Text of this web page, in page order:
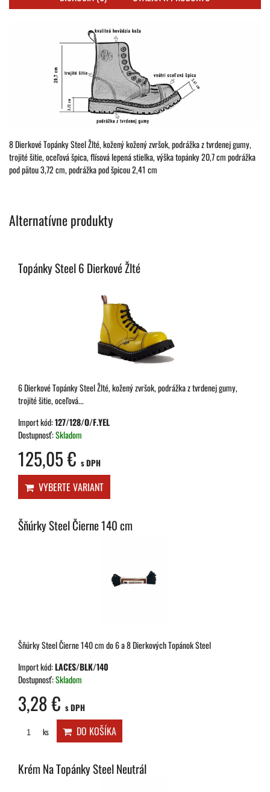
8 Dierkové Topánky Steel Žlté, kožený kožený zvršok, podrážka z tvrdenej gumy,
trojité šitie, oceľová špica, flísová lepená stielka, výška topánky 20,7 cm podrážka
pod pätou 3,72 cm, podrážka pod špicou 2,41 cm
Alternatívne produkty
Topánky Steel 6 Dierkové Žlté
6 Dierkové Topánky Steel Žlté, kožený zvršok, podrážka z tvrdenej gumy,
trojité šitie, oceľová...
Import kód:127/128/O/F.YEL
Dostupnosť:Skladom
125,05 € s DPH
VYBERTE VARIANT
Šňúrky Steel Čierne 140 cm
Šňúrky Steel Čierne 140 cm do 6 a 8 Dierkových Topánok Steel
Import kód:LACES/BLK/140
Dostupnosť:Skladom
3,28 € s DPH
ks DO KOŠÍKA
Krém Na Topánky Steel Neutrál